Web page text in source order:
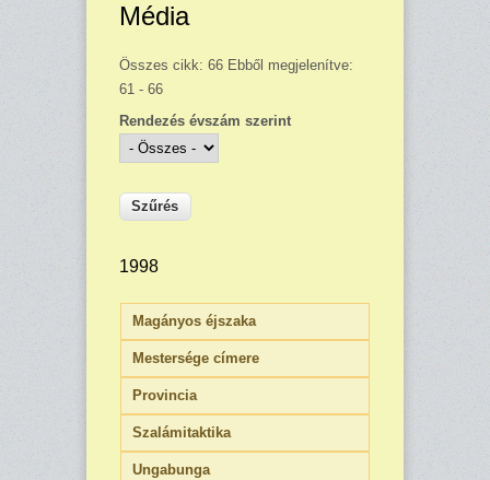
Média
Összes cikk: 66 Ebből megjelenítve:
61 - 66
Rendezés évszám szerint
1998
Magányos éjszaka
Mestersége címere
Provincia
Szalámitaktika
Ungabunga